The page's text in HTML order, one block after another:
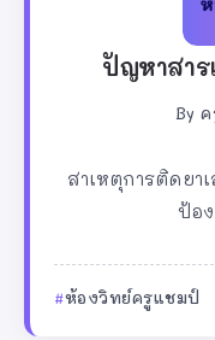
ปัญหาสาร
By ค
สาเหตุการติดย
ป้อ
ห้องวิทย์ครูแชมป์